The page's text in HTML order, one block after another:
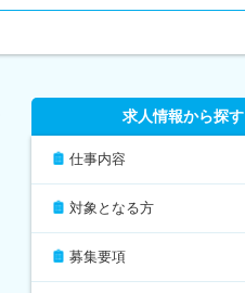
求人情報から探す
仕事内容
対象となる方
募集要項